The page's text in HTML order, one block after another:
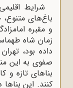
شرایط
باغ‌های
و مقبره
زمان شاه
داده بود،
صفوی به این
بناهای تازه و